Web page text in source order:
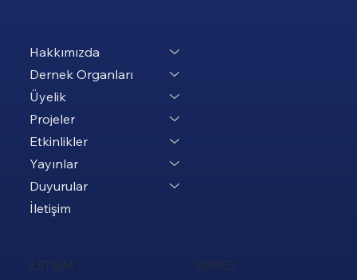
Hakkımızda
Dernek Organları
Üyelik
Projeler
Etkinlikler
Yayınlar
Duyurular
İletişim
İLETİŞİM
ADRES